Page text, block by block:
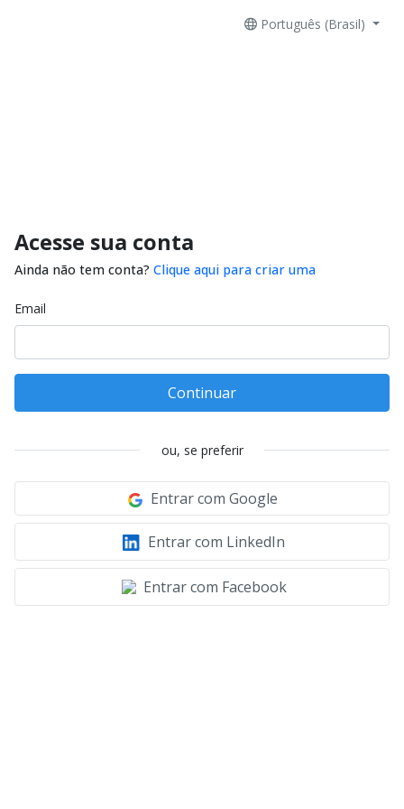
Português (Brasil)
Acesse sua conta
Ainda não tem conta? Clique aqui para criar uma
Email
Continuar
ou, se preferir
Entrar com Google
Entrar com LinkedIn
Entrar com Facebook